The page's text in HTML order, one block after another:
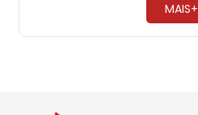
MAIS+